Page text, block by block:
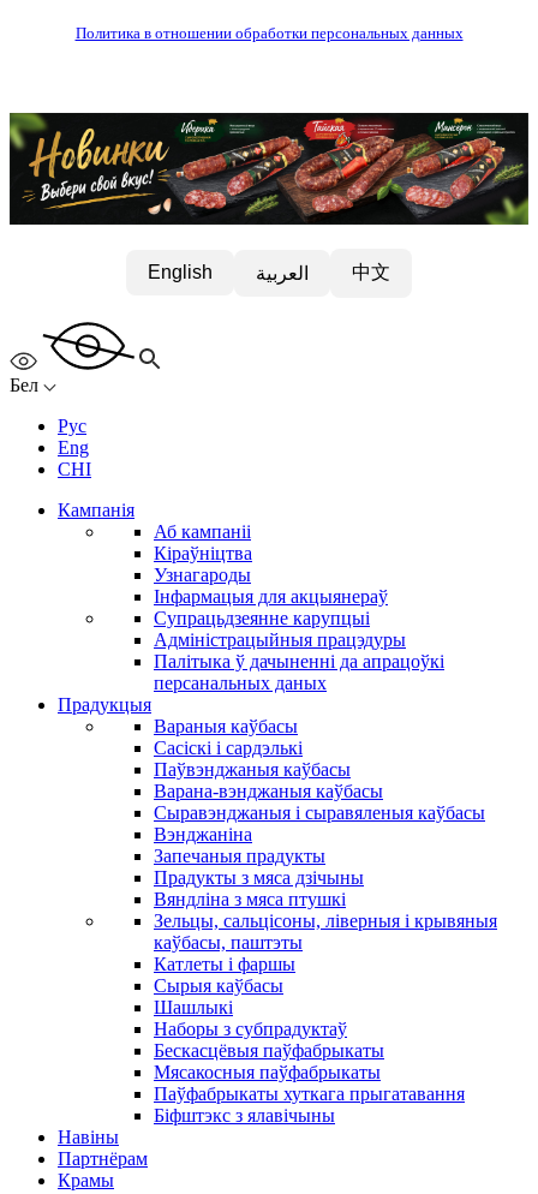
Политика в отношении обработки персональных данных
English العربية 中文
Бел
Рус
Eng
CHI
Кампанія
Аб кампаніі
Кіраўніцтва
Узнагароды
Інфармацыя для акцыянераў
Супрацьдзеянне карупцыі
Адміністрацыйныя працэдуры
Палітыка ў дачыненні да апрацоўкі
персанальных даных
Прадукцыя
Вараныя каўбасы
Сасіскі і сардэлькі
Паўвэнджаныя каўбасы
Варана-вэнджаныя каўбасы
Сыравэнджаныя і сыравяленыя каўбасы
Вэнджаніна
Запечаныя прадукты
Прадукты з мяса дзічыны
Вяндліна з мяса птушкі
Зельцы, сальцісоны, ліверныя і крывяныя
каўбасы, паштэты
Катлеты і фаршы
Сырыя каўбасы
Шашлыкі
Наборы з субпрадуктаў
Бескасцёвыя паўфабрыкаты
Мясакосныя паўфабрыкаты
Паўфабрыкаты хуткага прыгатавання
Біфштэкс з ялавічыны
Навіны
Партнёрам
Крамы